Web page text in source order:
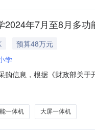
年7月至8月多
预算48万元
学
购信息，根据《财政部关
间2024年08月中小企业
一体机 大屏一体机